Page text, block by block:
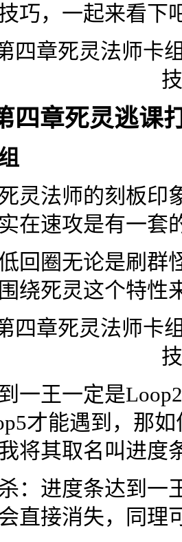
巧，一起来看下
四章死灵逃课
法师的刻板印
在速攻是有一套
圈无论是刷群
绕死灵这个特性
王一定是Loop2
才能遇到，那
将其取名叫进度
进度条达到一
直接消失，同理